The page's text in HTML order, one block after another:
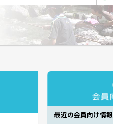
最近の会員向け情報